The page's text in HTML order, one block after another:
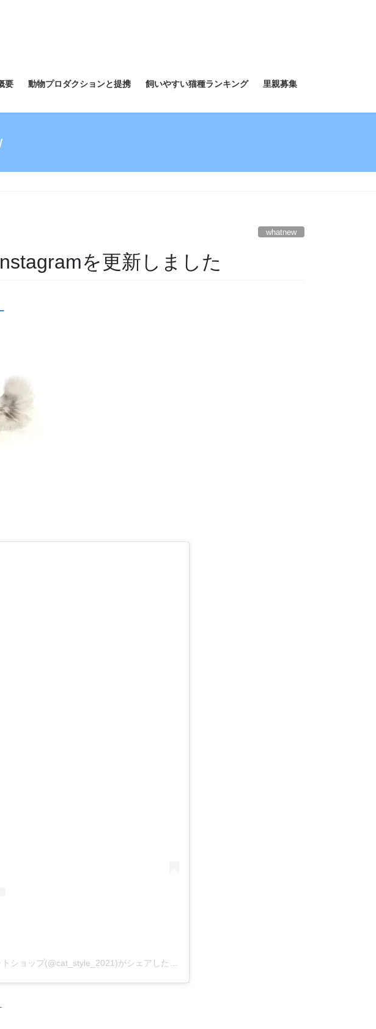
要 動物プロダクションと提携 飼いやすい猫種ランキング 里親募集
whatnew
を更新しました